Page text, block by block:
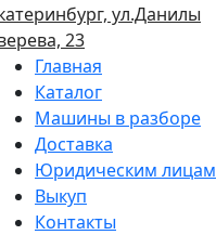
ул.Данилы
23
Главная
Каталог
Машины в разборе
Доставка
Юридическим лицам
Выкуп
Контакты